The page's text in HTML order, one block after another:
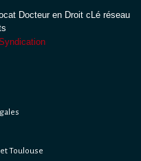
Docteur en Droit cLé réseau
Toulouse